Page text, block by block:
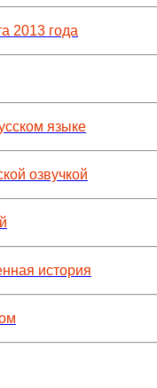
2013 года
языке
озвучкой
история